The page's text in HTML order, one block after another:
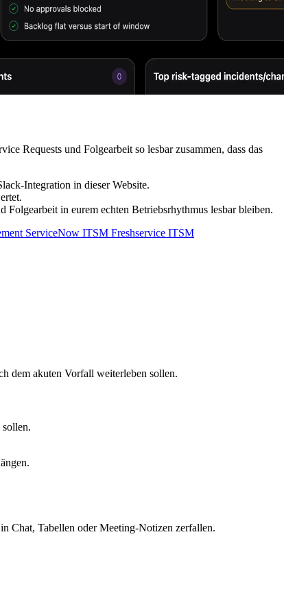
Requests und Folgearbeit so lesbar zusammen, dass das
Integration in dieser Website.
in eurem echten Betriebsrhythmus lesbar bleiben.
ServiceNow ITSM Freshservice ITSM
dem akuten Vorfall weiterleben sollen.
Chat, Tabellen oder Meeting-Notizen zerfallen.